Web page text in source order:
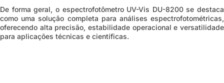
De forma geral, o espectrofotômetro UV-Vis DU-8200 se destaca
como uma solução completa para análises espectrofotométricas,
oferecendo alta precisão, estabilidade operacional e versatilidade
para aplicações técnicas e científicas.